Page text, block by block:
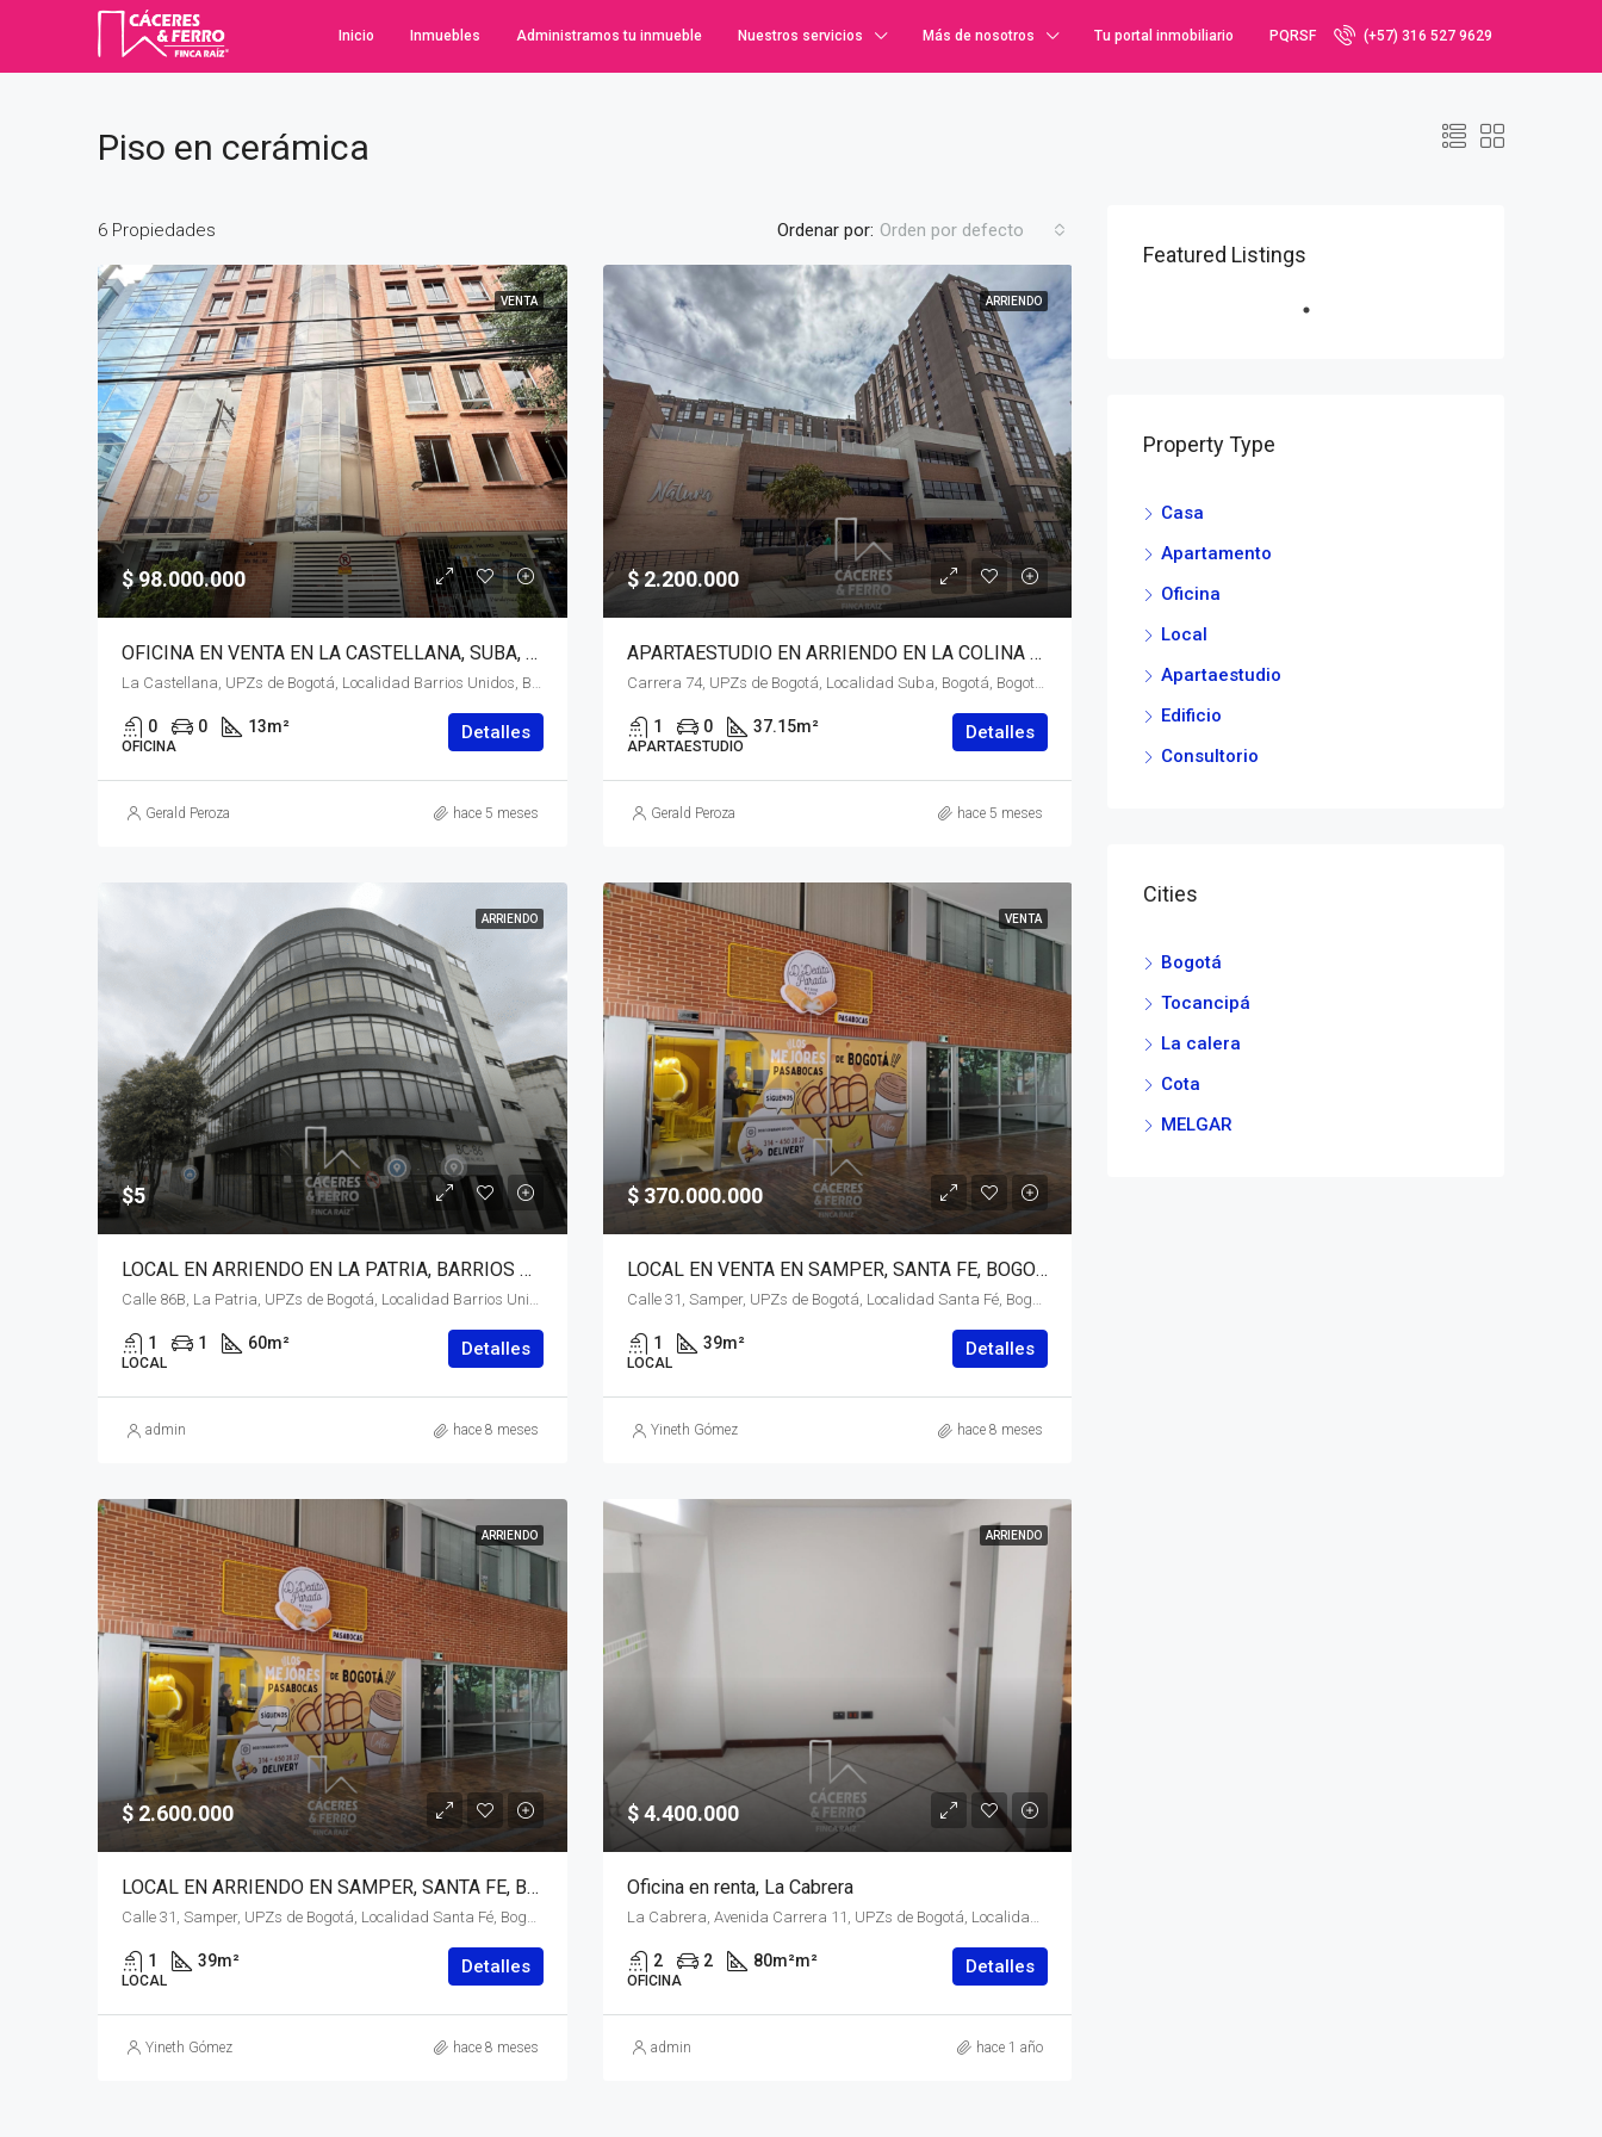
Inicio Inmuebles Administramos tu inmueble Nuestros servicios Más de nosotros Tu portal inmobiliario PQRSF (+57) 316 527 9629
Piso en cerámica
6 Propiedades Ordenar por: Orden por defecto
VENTA
$ 98.000.000
OFICINA EN VENTA EN LA CASTELLANA, SUBA, BOGOTÁ, D.C. – (971)
0 0 13m²
OFICINA
Detalles
Gerald Peroza hace 5 meses
ARRIENDO
$ 2.200.000
APARTAESTUDIO EN ARRIENDO EN LA COLINA CAMPESTRE, SUBA, BOGOTÁ, D.C. – (969)
Carrera 74, UPZs de Bogotá, Localidad Suba, Bogotá, Bogotá, Distrito Capital, RAP (Especial) Central, 111156, Colombia
1 0 37.15m²
APARTAESTUDIO
Detalles
Gerald Peroza hace 5 meses
ARRIENDO
$5
LOCAL EN ARRIENDO EN LA PATRIA, BARRIOS UNIDOS, BOGOTÁ, D.C. – (922)
Calle 86B, La Patria, UPZs de Bogotá, Localidad Barrios Unidos, Bogotá, Bogotá, Distrito Capital, RAP (Especial) Central, 111211, Colombia
1 1 60m²
LOCAL
Detalles
admin hace 8 meses
VENTA
$ 370.000.000
LOCAL EN VENTA EN SAMPER, SANTA FE, BOGOTÁ, D.C. – (920)
Calle 31, Samper, UPZs de Bogotá, Localidad Santa Fé, Bogotá, Bogotá, Distrito Capital, RAP (Especial) Central, 110311, Colombia
1 39m²
LOCAL
Detalles
Yineth Gómez hace 8 meses
ARRIENDO
$ 2.600.000
LOCAL EN ARRIENDO EN SAMPER, SANTA FE, BOGOTÁ, D.C. – (919)
1 39m²
LOCAL
Detalles
Yineth Gómez hace 8 meses
ARRIENDO
$ 4.400.000
Oficina en renta, La Cabrera
2 2 80m²m²
OFICINA
Detalles
admin hace 1 año
Featured Listings
Property Type
Casa
Apartamento
Oficina
Local
Apartaestudio
Edificio
Consultorio
Cities
Bogotá
Tocancipá
La calera
Cota
MELGAR